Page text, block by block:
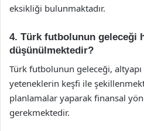
eksikliği bulunmaktadır.
4. Türk futbolunun geleceği
düşünülmektedir?
Türk futbolunun geleceği, altyapı
yeteneklerin keşfi ile
planlamalar yaparak finansal
gerekmektedir.